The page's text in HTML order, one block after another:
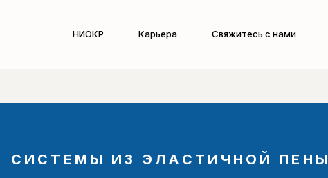
НИОКР Карьера Свяжитесь с нами
СИСТЕМЫ ИЗ ЭЛАСТИЧНОЙ ПЕНЫ